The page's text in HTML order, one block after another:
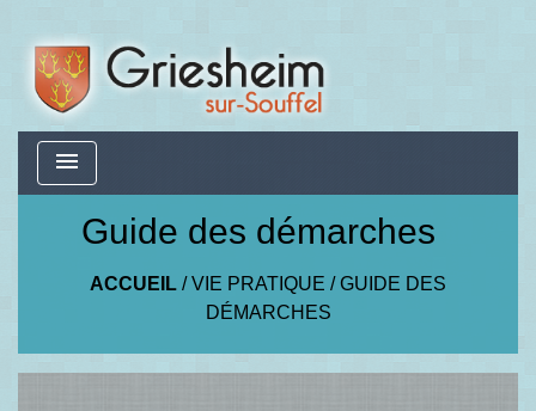
menu
Guide des démarches
ACCUEIL /VIE PRATIQUE /GUIDE DES
DÉMARCHES